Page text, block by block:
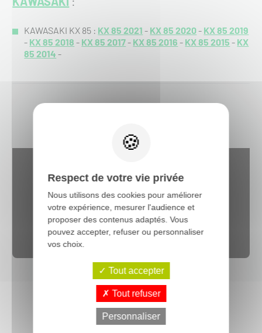
KAWASAKI KX 85 : KX 85 2021 - KX 85 2020- KX 85 2019
- KX 85 2018 - KX 85 2017- KX 85 2016 - KX 85 2015 - KX
85 2014 -
Web content est désactivé. Autoriser
Vous aimerez aussi :
Respect de votre vie privée
Nous utilisons des cookies pour améliorer
votre expérience, mesurer l'audience et
proposer des contenus adaptés. Vous
pouvez accepter, refuser ou personnaliser
vos choix.
Tout accepter
Tout refuser
Personnaliser